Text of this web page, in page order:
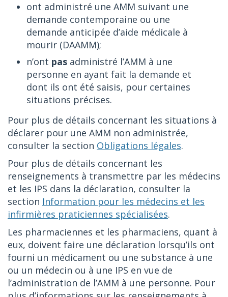
ont administré une AMM suivant une
demande contemporaine ou une
demande anticipée d’aide médicale à
mourir (DAAMM);
n’ont pas administré l’AMM à une
personne en ayant fait la demande et
dont ils ont été saisis, pour certaines
situations précises.
Pour plus de détails concernant les situations à
déclarer pour une AMM non administrée,
consulter la section Obligations légales.
Pour plus de détails concernant les
renseignements à transmettre par les médecins
et les IPS dans la déclaration, consulter la
section Information pour les médecins et les
infirmières praticiennes spécialisées.
Les pharmaciennes et les pharmaciens, quant à
eux, doivent faire une déclaration lorsqu’ils ont
fourni un médicament ou une substance à une
ou un médecin ou à une IPS en vue de
l’administration de l’AMM à une personne. Pour